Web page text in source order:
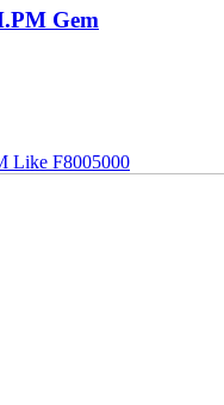
Gem